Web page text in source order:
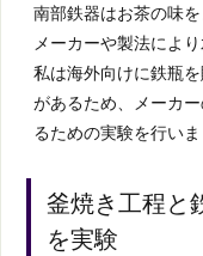
南部鉄器はお茶の味
メーカーや製法によ
私は海外向けに鉄瓶
があるため、メーカ
るための実験を行いま
釜焼き工程と
を実験